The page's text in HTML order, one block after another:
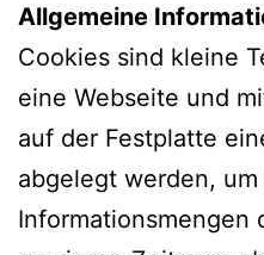
Allgemeine
Cookies sind kleine
eine Webseite und
auf der Festplatte
abgelegt werden,
Informationsmengen